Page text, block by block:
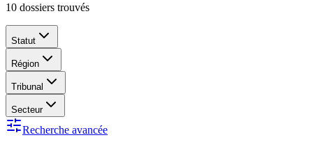
10 dossiers trouvés
Statut
Région
Tribunal
Secteur
Recherche avancée